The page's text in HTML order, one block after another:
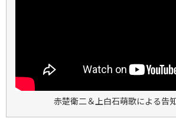
赤楚衛二＆上白石萌歌による告